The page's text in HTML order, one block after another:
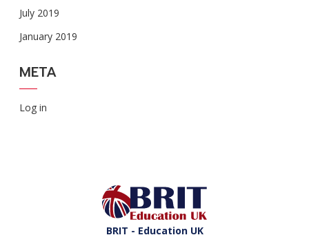
July 2019
January 2019
META
Log in
BRIT - Education UK